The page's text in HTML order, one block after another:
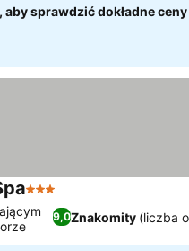
sprawdzić dokładne ceny
3 Kategoria
9,0Znakomity (liczba